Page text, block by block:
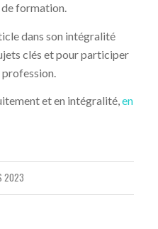
de formation.
dans son intégralité
clés et pour participer
et en intégralité,en
2023